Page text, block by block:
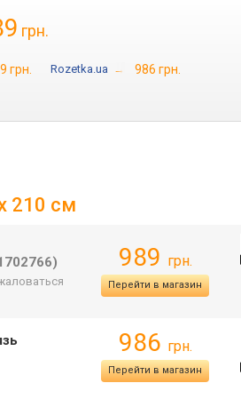
грн.
грн. Rozetka.ua →
986 грн.
210 см
989 грн.
Перейти в магазин
986 грн.
Перейти в магазин